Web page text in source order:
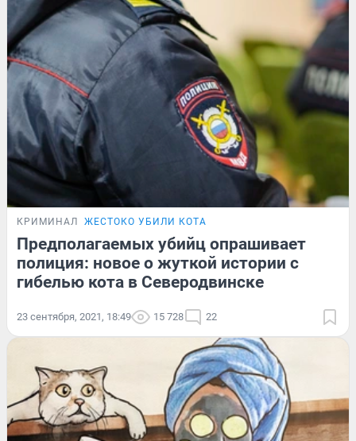
КРИМИНАЛ ЖЕСТОКО УБИЛИ КОТА
Предполагаемых убийц опрашивает
полиция: новое о жуткой истории с
гибелью кота в Северодвинске
23 сентября, 2021, 18:49 15 728 22